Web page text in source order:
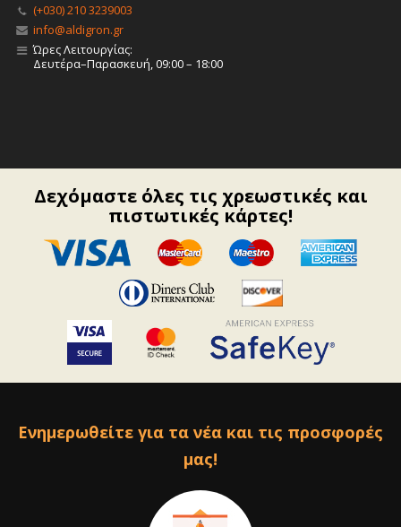
(+030) 210 3239003
info@aldigron.gr
Ώρες Λειτουργίας:
Δευτέρα–Παρασκευή, 09:00 – 18:00
Δεχόμαστε όλες τις χρεωστικές και
πιστωτικές κάρτες!
Ενημερωθείτε για τα νέα και τις προσφορές
μας!